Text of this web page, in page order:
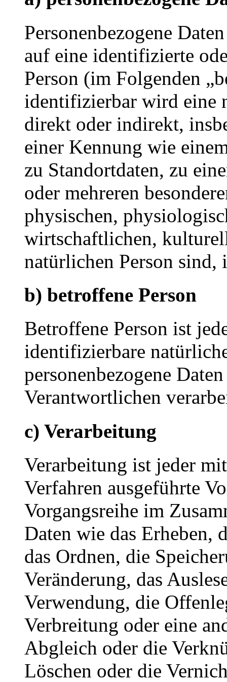
Personenbezogene
auf eine identifizierte
Person (im Folgenden
identifizierbar wird eine
direkt oder indirekt,
einer Kennung wie
zu Standortdaten, zu
oder mehreren
physischen,
wirtschaftlichen,
natürlichen Person
b) betroffene Person
Betroffene Person ist
identifizierbare
personenbezogene
Verantwortlichen
c) Verarbeitung
Verarbeitung ist jeder
Verfahren ausgeführte
Vorgangsreihe im
Daten wie das Erheben,
das Ordnen, die
Veränderung, das
Verwendung, die
Verbreitung oder eine
Abgleich oder die
Löschen oder die